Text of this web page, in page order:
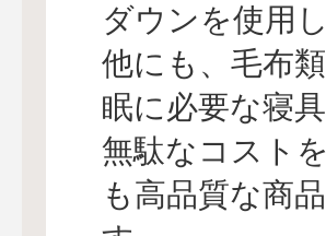
ダウンを使用
他にも、毛布
眠に必要な寝
無駄なコスト
も高品質な商